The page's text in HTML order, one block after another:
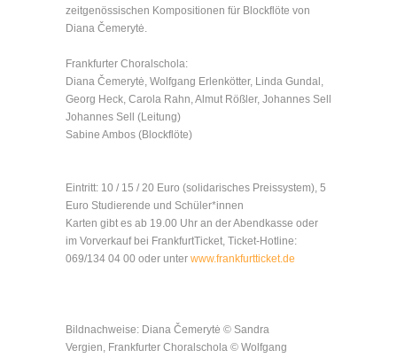
zeitgenössischen Kompositionen für Blockflöte von
Diana Čemerytė.
Frankfurter Choralschola:
Diana Čemerytė, Wolfgang Erlenkötter, Linda Gundal,
Georg Heck, Carola Rahn, Almut Rößler, Johannes Sell
Johannes Sell (Leitung)
Sabine Ambos (Blockflöte)
Eintritt: 10 / 15 / 20 Euro (solidarisches Preissystem), 5
Euro Studierende und Schüler*innen
Karten gibt es ab 19.00 Uhr an der Abendkasse oder
im Vorverkauf bei FrankfurtTicket, Ticket-Hotline:
069/134 04 00 oder unter www.frankfurtticket.de
Bildnachweise: Diana Čemerytė © Sandra
Vergien, Frankfurter Choralschola © Wolfgang